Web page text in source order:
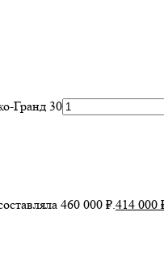
Гранд 30
460 000 ₽.414 000